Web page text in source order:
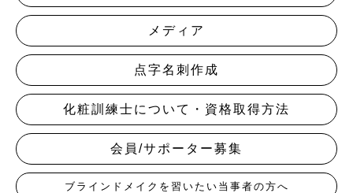
メディア
点字名刺作成
化粧訓練士について・資格取得方法
会員/サポーター募集
ブラインドメイクを習いたい当事者の方へ